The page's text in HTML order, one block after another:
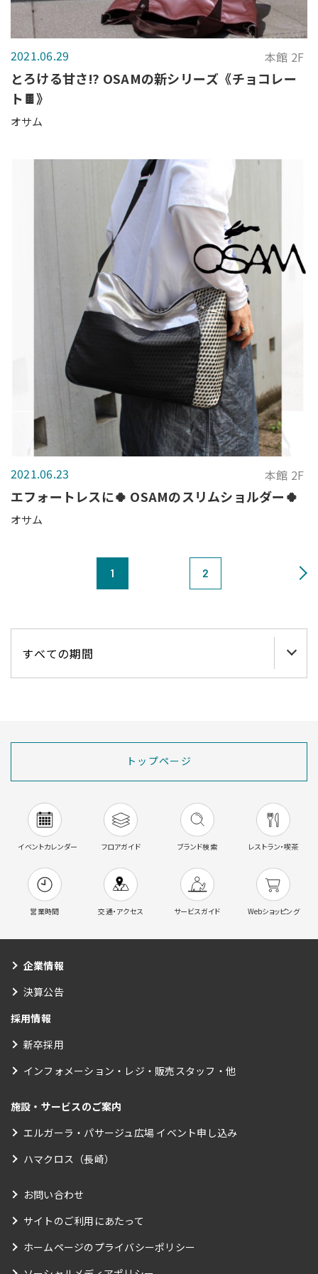
2021.06.29 本館 2F
とろける甘さ⁉️ OSAMの新シリーズ《チョコレー
ト🍫》
オサム
2021.06.23 本館 2F
エフォートレスに🍀 OSAMのスリムショルダー🍀
オサム
1 2
トップページ
イベントカレンダー フロアガイド ブランド検索 レストラン・喫茶
営業時間 交通・アクセス サービスガイド Webショッピング
企業情報
決算公告
採用情報
新卒採用
インフォメーション・レジ・販売スタッフ・他
施設・サービスのご案内
エルガーラ・パサージュ広場 イベント申し込み
ハマクロス（長崎）
お問い合わせ
サイトのご利用にあたって
ホームページのプライバシーポリシー